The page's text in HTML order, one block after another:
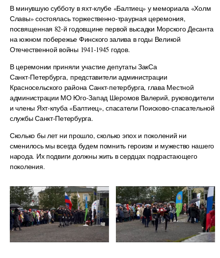
В минувшую субботу в яхт-клубе «Балтиец» у мемориала «Холм
Славы» состоялась торжественно-траурная церемония,
посвященная 82-й годовщине первой высадки Морского Десанта
на южном побережье Финского залива в годы Великой
Отечественной войны 1941-1945 годов.
В церемонии приняли участие депутаты ЗакСа
Санкт‑Петербурга, представители администрации
Красносельского района Санкт-петербурга, глава Местной
администрации МО Юго-Запад Шеромов Валерий, руководители
и члены Яхт-клуба «Балтиец», спасатели Поисково-спасательной
службы Санкт‑Петербурга.
Сколько бы лет ни прошло, сколько эпох и поколений ни
сменилось мы всегда будем помнить героизм и мужество нашего
народа. Их подвиги должны жить в сердцах подрастающего
поколения.